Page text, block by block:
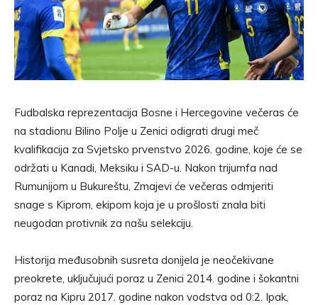
Fudbalska reprezentacija Bosne i Hercegovine večeras će
na stadionu Bilino Polje u Zenici odigrati drugi meč
kvalifikacija za Svjetsko prvenstvo 2026. godine, koje će se
održati u Kanadi, Meksiku i SAD-u. Nakon trijumfa nad
Rumunijom u Bukureštu, Zmajevi će večeras odmjeriti
snage s Kiprom, ekipom koja je u prošlosti znala biti
neugodan protivnik za našu selekciju.
Historija međusobnih susreta donijela je neočekivane
preokrete, uključujući poraz u Zenici 2014. godine i šokantni
poraz na Kipru 2017. godine nakon vodstva od 0:2. Ipak,